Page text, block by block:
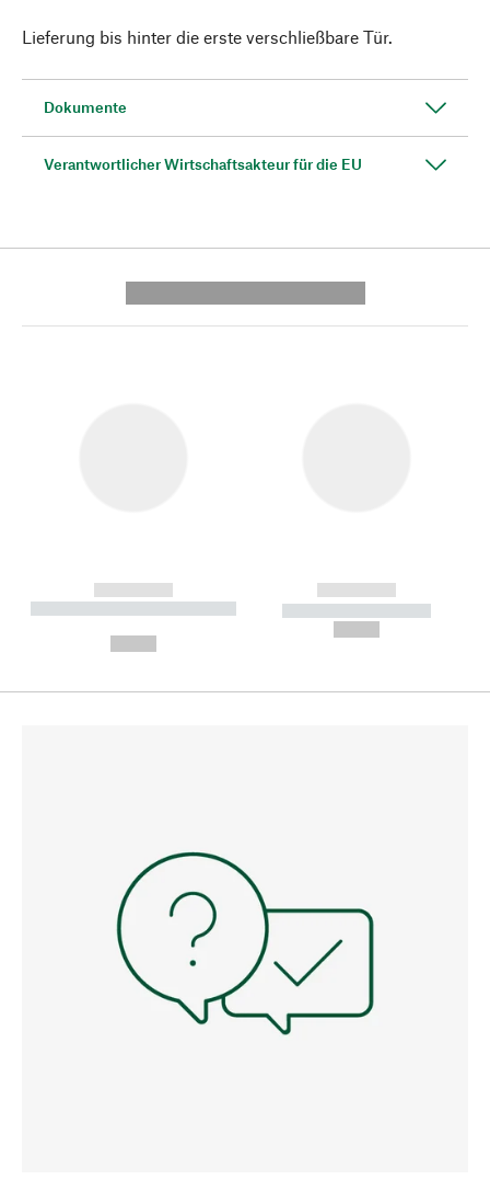
Lieferung bis hinter die erste verschließbare Tür.
Dokumente
Verantwortlicher Wirtschaftsakteur für die EU
------------
----------- ----------- --------
------------
----------- -----------